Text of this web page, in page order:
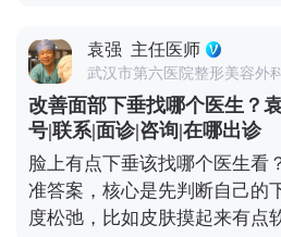
平台（公众号、百家号、小红
解。
裁的，贴合度很高，不会有勒
少人戴个两三天就适应了，甚
存在。 戴头套可不是多余的步骤，核心作用是帮面部
组织更好地贴合骨骼、减轻肿
合。一般建议术后前两周尽量
月里，根据恢复情况白天或晚
间我都会根据每个人的恢复进度单独
不用纠结戴头套这件事，它不
袁强 主任医师
武汉市第六医院整形美容外
改善面部下垂找哪个医生？
号|联系|面诊|咨询|在哪出诊
脸上有点下垂该找哪个医生看
准答案，核心是先判断自己的
度松弛，比如皮肤摸起来有点